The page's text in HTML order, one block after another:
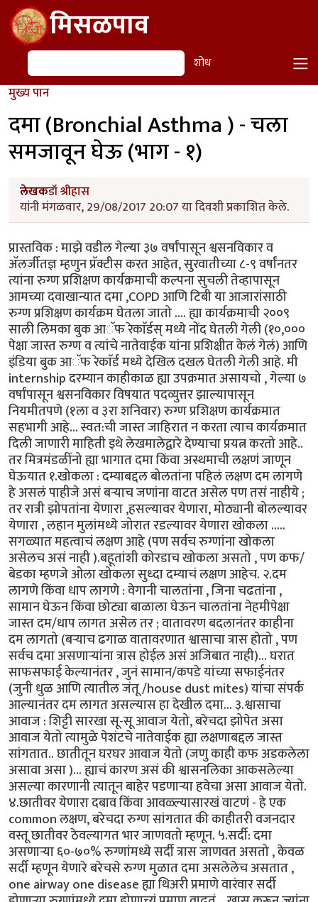
Skip to main contentमिसळपाव
शोध शोध
मुख्य पान
दमा (Bronchial Asthma ) - चला
समजावून घेऊ (भाग - १)
लेखकडॉ श्रीहास
यांनी मंगळवार, 29/08/2017 20:07 या दिवशी प्रकाशित केले.
प्रास्तविक : माझे वडील गेल्या ३७ वर्षांपासून श्वसनविकार व
ॲलर्जीतज्ञ म्हणुन प्रॅक्टीस करत आहेत, सुरवातीच्या ८-९ वर्षांनतर
त्यांना रुग्ण प्रशिक्षण कार्यक्रमाची कल्पना सुचली तेव्हापासून
आमच्या दवाखान्यात दमा ,COPD आणि टिबी या आजारांसाठी
रुग्ण प्रशिक्षण कार्यक्रम घेतला जातो .... ह्या कार्यक्रमाची २००९
साली लिमका बुक आॅफ रेकाॅर्डस् मध्ये नोंद घेतली गेली (१०,०००
पेक्षा जास्त रुग्ण व त्यांचे नातेवाईक यांना प्रशिक्षीत केलं गेलं) आणि
इंडिया बुक आॅफ रेकाॅर्ड मध्ये देखिल दखल घेतली गेली आहे. मी
internship दरम्यान काहीकाळ ह्या उपक्रमात असायचो , गेल्या ७
वर्षांपासून श्वसनविकार विषयात पदव्युत्तर झाल्यापासून
नियमीतपणे (१ला व ३रा शनिवार) रुग्ण प्रशिक्षण कार्यक्रमात
सहभागी आहे... स्वत:ची जास्त जाहिरात न करता त्याच कार्यक्रमात
दिली जाणारी माहिती इथे लेखमालेद्वारे देण्याचा प्रयत्न करतो आहे..
तर मित्रमंडळींनो ह्या भागात दमा किंवा अस्थमाची लक्षणं जाणून
घेऊयात १.खोकला : दम्याबद्दल बोलतांना पहिलं लक्षण दम लागणे
हे असलं पाहीजे असं बऱ्याच जणांना वाटत असेल पण तसं नाहीये ;
तर रात्री झोपतांना येणारा ,हसल्यावर येणारा, मोठ्यानी बोलल्यावर
येणारा , लहान मुलांमध्ये जोरात रडल्यावर येणारा खोकला .....
सगळ्यात महत्वाचं लक्षण आहे (पण सर्वच रुग्णांना खोकला
असेलच असं नाही ).बहूतांशी कोरडाच खोकला असतो , पण कफ/
बेडका म्हणजे ओला खोकला सुध्दा दम्याचं लक्षण आहेच. २.दम
लागणे किंवा धाप लागणे : वेगानी चालतांना , जिना चढतांना ,
सामान घेऊन किंवा छोट्या बाळाला घेऊन चालतांना नेहमीपेक्षा
जास्त दम/धाप लागत असेल तर ; वातावरण बदलानंतर काहीना
दम लागतो (बऱ्याच ढगाळ वातावरणात श्वासाचा त्रास होतो , पण
सर्वच दमा असणाऱ्यांना त्रास होईल असं अजिबात नाही)... घरात
साफसफाई केल्यानंतर , जुनं सामान/कपडे यांच्या सफाईनंतर
(जुनी धुळ आणि त्यातील जंतू /house dust mites) यांचा संपर्क
आल्यानंतर दम लागत असल्यास हा देखील दमा... ३.श्वासाचा
आवाज : शिट्टी सारखा सू-सू आवाज येतो, बरेचदा झोपेत असा
आवाज येतो त्यामुळे पेशंटचे नातेवाईक ह्या लक्षणाबद्दल जास्त
सांगतात.. छातीतून घरघर आवाज येतो (जणु काही कफ अडकलेला
असावा असा )... ह्याचं कारण असं की श्वासनलिका आकसलेल्या
असल्या कारणानी त्यातून बाहेर पडणाऱ्या हवेचा असा आवाज येतो.
४.छातीवर येणारा दबाव किंवा आवळ्ल्यासारखं वाटणं - हे एक
common लक्षण, बरेचदा रुग्ण सांगतात की काहीतरी वजनदार
वस्तू छातीवर ठेवल्यागत भार जाणवतो म्हणून. ५.सर्दी: दमा
असणाऱ्या ६०-७०% रुग्णांमध्ये सर्दी त्रास जाणवत असतो , केवळ
सर्दी म्हणून येणारे बरेचसे रुग्ण मुळात दमा असलेलेच असतात ,
one airway one disease ह्या थिअरी प्रमाणे वारंवार सर्दी